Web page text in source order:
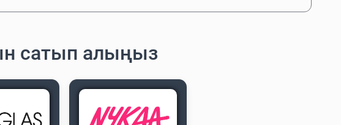
сатып алыңыз